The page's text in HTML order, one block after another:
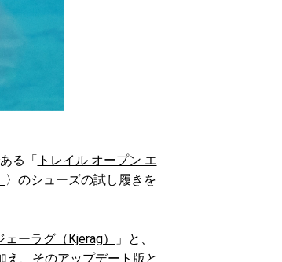
る「 トレイル オープン エ
〉のシューズの試し履きを
ェーラグ（Kjerag）
」と、
え、そのアップデート版と